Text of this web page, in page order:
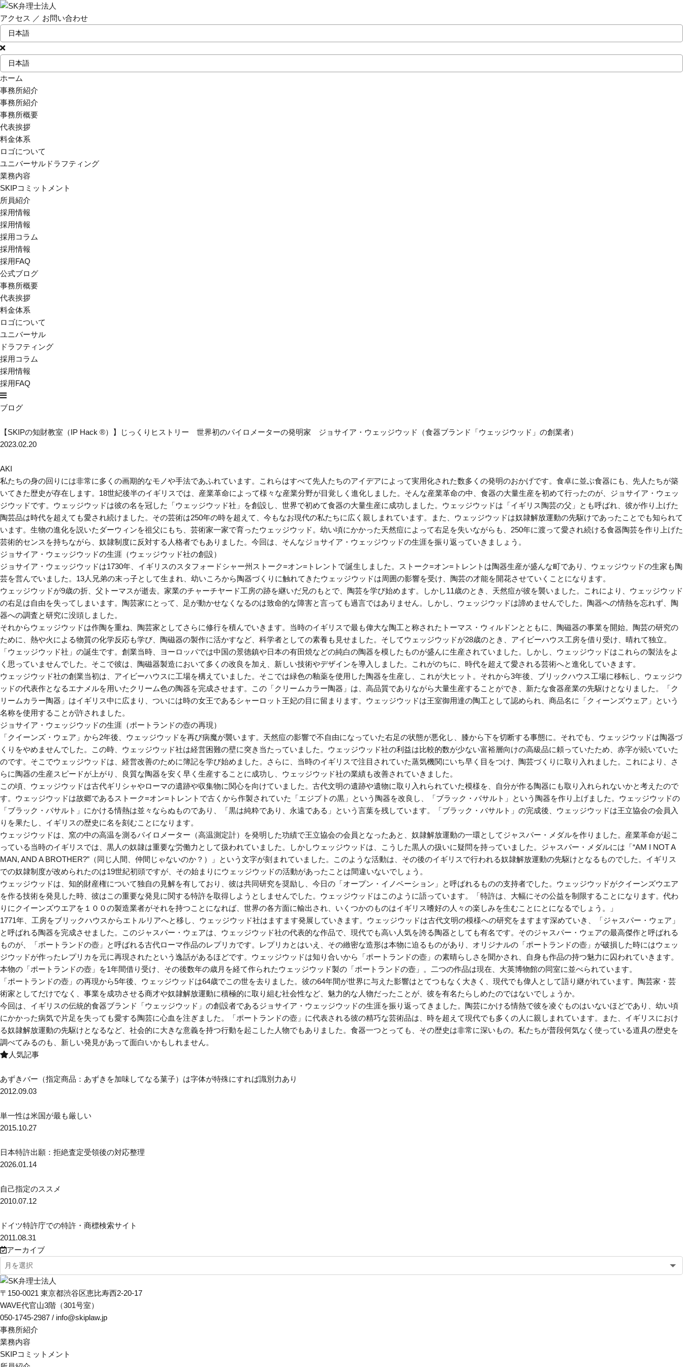
アクセス ／ お問い合わせ
ホーム
事務所紹介
事務所紹介
事務所概要
代表挨拶
料金体系
ロゴについて
ユニバーサルドラフティング
業務内容
SKIPコミットメント
所員紹介
採用情報
採用情報
採用コラム
採用情報
採用FAQ
公式ブログ
事務所概要
代表挨拶
料金体系
ロゴについて
ユニバーサル
ドラフティング
採用コラム
採用情報
採用FAQ
ブログ
【SKIPの知財教室（IP Hack ®）】じっくりヒストリー 世界初のパイロメーターの発明家 ジョサイア・ウェッジウッド（食器ブランド「ウェッジウッド」の創業者）
2023.02.20
AKI
私たちの身の回りには非常に多くの画期的なモノや手法であふれています。これらはすべて先人たちのアイデアによって実用化された数多くの発明のおかげです。食卓に並ぶ食器にも、先人たちが築
いてきた歴史が存在します。18世紀後半のイギリスでは、産業革命によって様々な産業分野が目覚しく進化しました。そんな産業革命の中、食器の大量生産を初めて行ったのが、ジョサイア・ウェッ
ジウッドです。ウェッジウッドは彼の名を冠した「ウェッジウッド社」を創設し、世界で初めて食器の大量生産に成功しました。ウェッジウッドは「イギリス陶芸の父」とも呼ばれ、彼が作り上げた
陶芸品は時代を超えても愛され続けました。その芸術は250年の時を超えて、今もなお現代の私たちに広く親しまれています。また、ウェッジウッドは奴隷解放運動の先駆けであったことでも知られて
います。生物の進化を説いたダーウィンを祖父にもち、芸術家一家で育ったウェッジウッド。幼い頃にかかった天然痘によって右足を失いながらも、250年に渡って愛され続ける食器陶芸を作り上げた
芸術的センスを持ちながら、奴隷制度に反対する人格者でもありました。今回は、そんなジョサイア・ウェッジウッドの生涯を振り返っていきましょう。
ジョサイア・ウェッジウッドの生涯（ウェッジウッド社の創設）
ジョサイア・ウェッジウッドは1730年、イギリスのスタフォードシャー州ストーク=オン=トレントで誕生しました。ストーク=オン=トレントは陶器生産が盛んな町であり、ウェッジウッドの生家も陶
芸を営んでいました。13人兄弟の末っ子として生まれ、幼いころから陶器づくりに触れてきたウェッジウッドは周囲の影響を受け、陶芸の才能を開花させていくことになります。
ウェッジウッドが9歳の折、父トーマスが逝去。家業のチャーチヤード工房の跡を継いだ兄のもとで、陶芸を学び始めます。しかし11歳のとき、天然痘が彼を襲いました。これにより、ウェッジウッド
の右足は自由を失ってしまいます。陶芸家にとって、足が動かせなくなるのは致命的な障害と言っても過言ではありません。しかし、ウェッジウッドは諦めませんでした。陶器への情熱を忘れず、陶
器への調査と研究に没頭しました。
それからウェッジウッドは作陶を重ね、陶芸家としてさらに修行を積んでいきます。当時のイギリスで最も偉大な陶工と称されたトーマス・ウィルドンとともに、陶磁器の事業を開始。陶芸の研究の
ために、熱や火による物質の化学反応も学び、陶磁器の製作に活かすなど、科学者としての素養も見せました。そしてウェッジウッドが28歳のとき、アイビーハウス工房を借り受け、晴れて独立。
「ウェッジウッド社」の誕生です。創業当時、ヨーロッパでは中国の景徳鎮や日本の有田焼などの純白の陶器を模したものが盛んに生産されていました。しかし、ウェッジウッドはこれらの製法をよ
く思っていませんでした。そこで彼は、陶磁器製造において多くの改良を加え、新しい技術やデザインを導入しました。これがのちに、時代を超えて愛される芸術へと進化していきます。
ウェッジウッド社の創業当初は、アイビーハウスに工場を構えていました。そこでは緑色の釉薬を使用した陶器を生産し、これが大ヒット。それから3年後、ブリックハウス工場に移転し、ウェッジウ
ッドの代表作となるエナメルを用いたクリーム色の陶器を完成させます。この「クリームカラー陶器」は、高品質でありながら大量生産することができ、新たな食器産業の先駆けとなりました。「ク
リームカラー陶器」はイギリス中に広まり、ついには時の女王であるシャーロット王妃の目に留まります。ウェッジウッドは王室御用達の陶工として認められ、商品名に「クィーンズウェア」という
名称を使用することが許されました。
ジョサイア・ウェッジウッドの生涯（ポートランドの壺の再現）
「クイーンズ・ウェア」から2年後、ウェッジウッドを再び病魔が襲います。天然痘の影響で不自由になっていた右足の状態が悪化し、膝から下を切断する事態に。それでも、ウェッジウッドは陶器づ
くりをやめませんでした。この時、ウェッジウッド社は経営困難の壁に突き当たっていました。ウェッジウッド社の利益は比較的数が少ない富裕層向けの高級品に頼っていたため、赤字が続いていた
のです。そこでウェッジウッドは、経営改善のために簿記を学び始めました。さらに、当時のイギリスで注目されていた蒸気機関にいち早く目をつけ、陶芸づくりに取り入れました。これにより、さ
らに陶器の生産スピードが上がり、良質な陶器を安く早く生産することに成功し、ウェッジウッド社の業績も改善されていきました。
この頃、ウェッジウッドは古代ギリシャやローマの遺跡や収集物に関心を向けていました。古代文明の遺跡や遺物に取り入れられていた模様を、自分が作る陶器にも取り入れられないかと考えたので
す。ウェッジウッドは故郷であるストーク=オン=トレントで古くから作製されていた「エジプトの黒」という陶器を改良し、「ブラック・バサルト」という陶器を作り上げました。ウェッジウッドの
「ブラック・バサルト」にかける情熱は並々ならぬものであり、「黒は純粋であり、永遠である」という言葉を残しています。「ブラック・バサルト」の完成後、ウェッジウッドは王立協会の会員入
りを果たし、イギリスの歴史に名を刻むことになります。
ウェッジウッドは、窯の中の高温を測るパイロメーター（高温測定計）を発明した功績で王立協会の会員となったあと、奴隷解放運動の一環としてジャスパー・メダルを作りました。産業革命が起こ
っている当時のイギリスでは、黒人の奴隷は重要な労働力として扱われていました。しかしウェッジウッドは、こうした黒人の扱いに疑問を持っていました。ジャスパー・メダルには「“AM I NOT A
MAN, AND A BROTHER?”（同じ人間、仲間じゃないのか？）」という文字が刻まれていました。このような活動は、その後のイギリスで行われる奴隷解放運動の先駆けとなるものでした。イギリス
での奴隷制度が改められたのは19世紀初頭ですが、その始まりにウェッジウッドの活動があったことは間違いないでしょう。
ウェッジウッドは、知的財産権について独自の見解を有しており、彼は共同研究を奨励し、今日の「オープン・イノベーション」と呼ばれるものの支持者でした。ウェッジウッドがクイーンズウエア
を作る技術を発見した時、彼はこの重要な発見に関する特許を取得しようとしませんでした。ウェッジウッドはこのように語っています。「特許は、大幅にその公益を制限することになります。代わ
りにクイーンズウエアを１００の製造業者がそれを持つことになれば、世界の各方面に輸出され、いくつかのものはイギリス嗜好の人々の楽しみを生むことにとになるでしょう。」
1771年、工房をブリックハウスからエトルリアへと移し、ウェッジウッド社はますます発展していきます。ウェッジウッドは古代文明の模様への研究をますます深めていき、「ジャスパー・ウェア」
と呼ばれる陶器を完成させました。このジャスパー・ウェアは、ウェッジウッド社の代表的な作品で、現代でも高い人気を誇る陶器としても有名です。そのジャスパー・ウェアの最高傑作と呼ばれる
ものが、「ポートランドの壺」と呼ばれる古代ローマ作品のレプリカです。レプリカとはいえ、その緻密な造形は本物に迫るものがあり、オリジナルの「ポートランドの壺」が破損した時にはウェッ
ジウッドが作ったレプリカを元に再現されたという逸話があるほどです。ウェッジウッドは知り合いから「ポートランドの壺」の素晴らしさを聞かされ、自身も作品の持つ魅力に囚われていきます。
本物の「ポートランドの壺」を1年間借り受け、その後数年の歳月を経て作られたウェッジウッド製の「ポートランドの壺」。二つの作品は現在、大英博物館の同室に並べられています。
「ポートランドの壺」の再現から5年後、ウェッジウッドは64歳でこの世を去りました。彼の64年間が世界に与えた影響はとてつもなく大きく、現代でも偉人として語り継がれています。陶芸家・芸
術家としてだけでなく、事業を成功させる商才や奴隷解放運動に積極的に取り組む社会性など、魅力的な人物だったことが、彼を有名たらしめたのではないでしょうか。
今回は、イギリスの伝統的食器ブランド「ウェッジウッド」の創設者であるジョサイア・ウェッジウッドの生涯を振り返ってきました。陶芸にかける情熱で彼を凌ぐものはいないほどであり、幼い頃
にかかった病気で片足を失っても愛する陶芸に心血を注ぎました。「ポートランドの壺」に代表される彼の精巧な芸術品は、時を超えて現代でも多くの人に親しまれています。また、イギリスにおけ
る奴隷解放運動の先駆けとなるなど、社会的に大きな意義を持つ行動を起こした人物でもありました。食器一つとっても、その歴史は非常に深いもの。私たちが普段何気なく使っている道具の歴史を
調べてみるのも、新しい発見があって面白いかもしれません。
人気記事
あずきバー（指定商品：あずきを加味してなる菓子）は字体が特殊にすれば識別力あり
2012.09.03
単一性は米国が最も厳しい
2015.10.27
日本特許出願：拒絶査定受領後の対応整理
2026.01.14
自己指定のススメ
2010.07.12
ドイツ特許庁での特許・商標検索サイト
2011.08.31
アーカイブ
〒150-0021 東京都渋谷区恵比寿西2-20-17
WAVE代官山3階（301号室）
050-1745-2987 / info@skiplaw.jp
事務所紹介
業務内容
SKIPコミットメント